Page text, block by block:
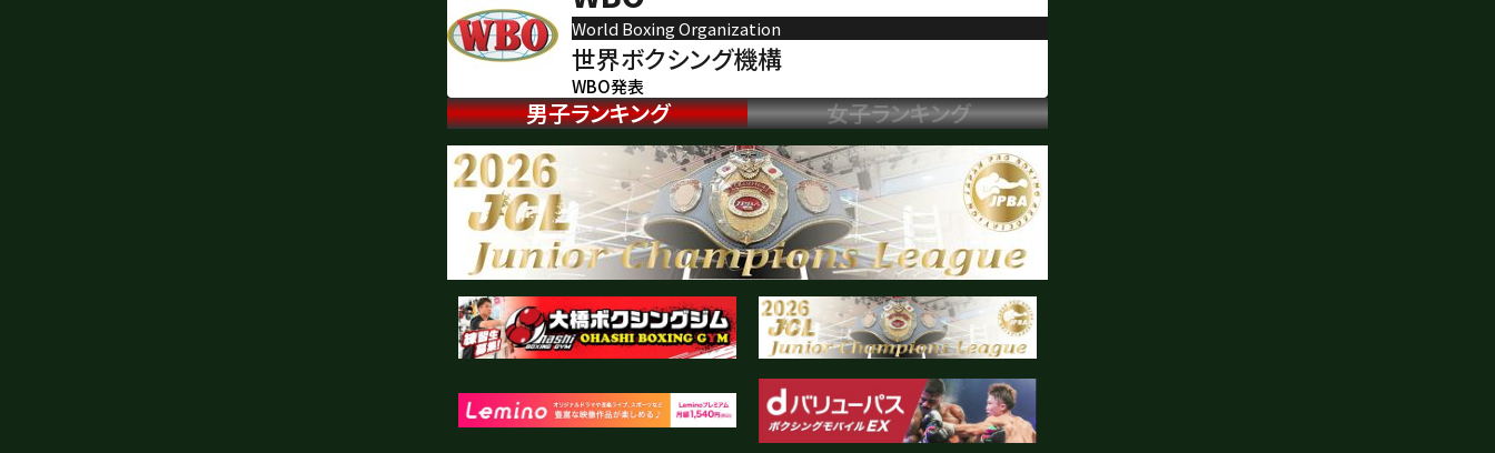
World Boxing Organization
世界ボクシング機構
WBO発表
男子ランキング 女子ランキング